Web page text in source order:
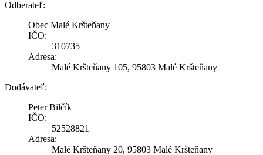
Odberateľ:
Obec Malé Kršteňany
IČO:
310735
Adresa:
Malé Kršteňany 105, 95803 Malé Kršteňany
Dodávateľ:
Peter Bilčík
IČO:
52528821
Adresa:
Malé Kršteňany 20, 95803 Malé Kršteňany